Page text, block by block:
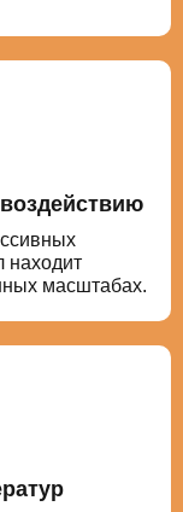
находит
масштабах.